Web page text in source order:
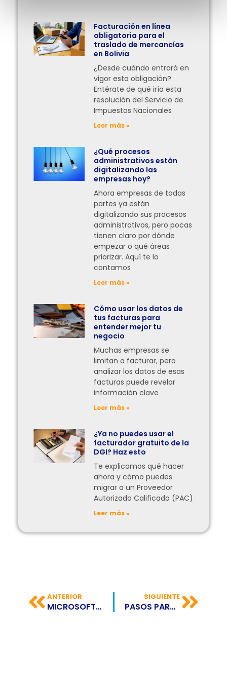
Facturación en línea
obligatoria para el
traslado de mercancías
en Bolivia
¿Desde cuándo entrará en
vigor esta obligación?
Entérate de qué iría esta
resolución del Servicio de
Impuestos Nacionales
Leer más »
¿Qué procesos
administrativos están
digitalizando las
empresas hoy?
Ahora empresas de todas
partes ya están
digitalizando sus procesos
administrativos, pero pocas
tienen claro por dónde
empezar o qué áreas
priorizar. Aquí te lo
contamos
Leer más »
Cómo usar los datos de
tus facturas para
entender mejor tu
negocio
Muchas empresas se
limitan a facturar, pero
analizar los datos de esas
facturas puede revelar
información clave
Leer más »
¿Ya no puedes usar el
facturador gratuito de la
DGI? Haz esto
Te explicamos qué hacer
ahora y cómo puedes
migrar a un Proveedor
Autorizado Calificado (PAC)
Leer más »
ANTERIOR
MICROSOFT CONTINÚA CRECIENDO
SIGUIENTE
PASOS PARA ACTUALIZAR TU ACTIVIDAD ECONÓMICA EN GUATEMALA